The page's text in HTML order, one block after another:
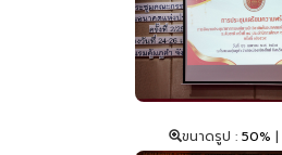
ขนาดรูป : 50% |